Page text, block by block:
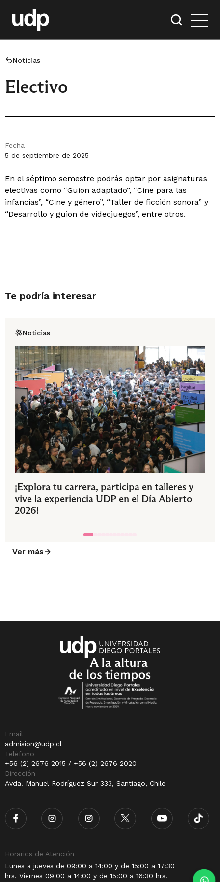
Noticias
Electivo
Fecha
5 de septiembre de 2025
En el séptimo semestre podrás optar por asignaturas
electivas como “Guion adaptado”, “Cine para las
infancias”, “Cine y género”, “Taller de ficción sonora” y
“Desarrollo y guion de videojuegos”, entre otros.
Te podría interesar
Noticias
¡Explora tu carrera, participa en talleres y
vive la experiencia UDP en el Día Abierto
2026!
Ver más
Email
admision@udp.cl
Teléfono
+56 (2) 2676 2015 / +56 (2) 2676 2020
Dirección
Avda. Manuel Rodríguez Sur 333, Santiago, Chile
Horarios de Atención
Lunes a jueves de 09:00 a 14:00 y de 15:00 a 17:30
hrs. Viernes 09:00 a 14:00 y de 15:00 a 16:30 hrs.